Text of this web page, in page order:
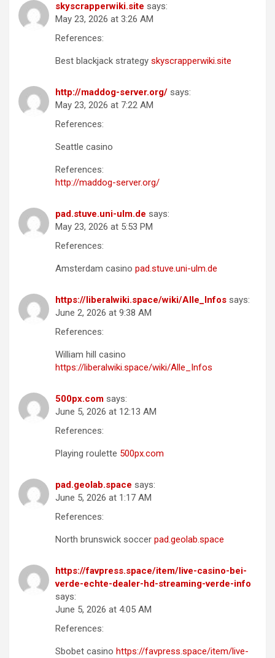
skyscrapperwiki.site says:
May 23, 2026 at 3:26 AM
References:
Best blackjack strategy skyscrapperwiki.site
http://maddog-server.org/ says:
May 23, 2026 at 7:22 AM
References:
Seattle casino
References:
http://maddog-server.org/
pad.stuve.uni-ulm.de says:
May 23, 2026 at 5:53 PM
References:
Amsterdam casino pad.stuve.uni-ulm.de
https://liberalwiki.space/wiki/Alle_Infos says:
June 2, 2026 at 9:38 AM
References:
William hill casino
https://liberalwiki.space/wiki/Alle_Infos
500px.com says:
June 5, 2026 at 12:13 AM
References:
Playing roulette 500px.com
pad.geolab.space says:
June 5, 2026 at 1:17 AM
References:
North brunswick soccer pad.geolab.space
https://favpress.space/item/live-casino-bei-
verde-echte-dealer-hd-streaming-verde-info
says:
June 5, 2026 at 4:05 AM
References:
Sbobet casino https://favpress.space/item/live-